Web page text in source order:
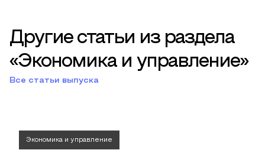
Другие статьи из раздела
«Экономика и управление»
Все статьи выпуска
Экономика и управление